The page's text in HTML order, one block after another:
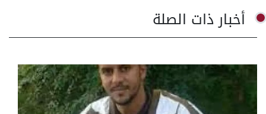
أخبار ذات الصلة